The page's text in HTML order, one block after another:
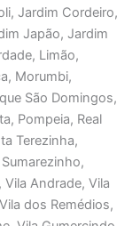
Jardim Cordeiro,
Japão, Jardim
Limão,
Morumbi,
São Domingos,
Pompeia, Real
Terezinha,
Vila Andrade, Vila
dos Remédios,